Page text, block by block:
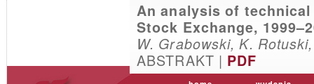
An analysis of
Stock Exchange,
W. Grabowski, K.
ABSTRAKT | PDF